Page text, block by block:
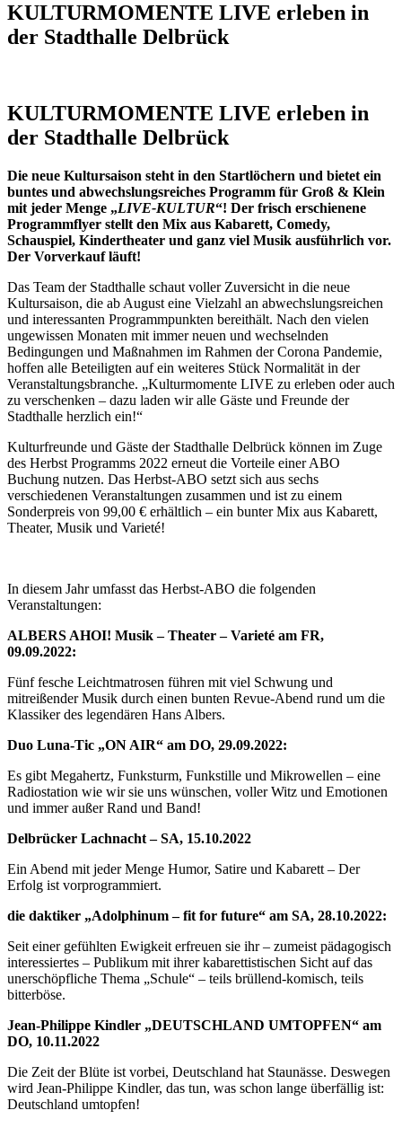
KULTURMOMENTE LIVE erleben in
der Stadthalle Delbrück
KULTURMOMENTE LIVE erleben in
der Stadthalle Delbrück
Die neue Kultursaison steht in den Startlöchern und bietet ein
buntes und abwechslungsreiches Programm für Groß & Klein
mit jeder Menge „LIVE-KULTUR“! Der frisch erschienene
Programmflyer stellt den Mix aus Kabarett, Comedy,
Schauspiel, Kindertheater und ganz viel Musik ausführlich vor.
Der Vorverkauf läuft!
Das Team der Stadthalle schaut voller Zuversicht in die neue
Kultursaison, die ab August eine Vielzahl an abwechslungsreichen
und interessanten Programmpunkten bereithält. Nach den vielen
ungewissen Monaten mit immer neuen und wechselnden
Bedingungen und Maßnahmen im Rahmen der Corona Pandemie,
hoffen alle Beteiligten auf ein weiteres Stück Normalität in der
Veranstaltungsbranche. „Kulturmomente LIVE zu erleben oder auch
zu verschenken – dazu laden wir alle Gäste und Freunde der
Stadthalle herzlich ein!“
Kulturfreunde und Gäste der Stadthalle Delbrück können im Zuge
des Herbst Programms 2022 erneut die Vorteile einer ABO
Buchung nutzen. Das Herbst-ABO setzt sich aus sechs
verschiedenen Veranstaltungen zusammen und ist zu einem
Sonderpreis von 99,00 € erhältlich – ein bunter Mix aus Kabarett,
Theater, Musik und Varieté!
In diesem Jahr umfasst das Herbst-ABO die folgenden
Veranstaltungen:
ALBERS AHOI! Musik – Theater – Varieté am FR,
09.09.2022:
Fünf fesche Leichtmatrosen führen mit viel Schwung und
mitreißender Musik durch einen bunten Revue-Abend rund um die
Klassiker des legendären Hans Albers.
Duo Luna-Tic „ON AIR“ am DO, 29.09.2022:
Es gibt Megahertz, Funksturm, Funkstille und Mikrowellen – eine
Radiostation wie wir sie uns wünschen, voller Witz und Emotionen
und immer außer Rand und Band!
Delbrücker Lachnacht – SA, 15.10.2022
Ein Abend mit jeder Menge Humor, Satire und Kabarett – Der
Erfolg ist vorprogrammiert.
die daktiker „Adolphinum – fit for future“ am SA, 28.10.2022:
Seit einer gefühlten Ewigkeit erfreuen sie ihr – zumeist pädagogisch
interessiertes – Publikum mit ihrer kabarettistischen Sicht auf das
unerschöpfliche Thema „Schule“ – teils brüllend-komisch, teils
bitterböse.
Jean-Philippe Kindler „DEUTSCHLAND UMTOPFEN“ am
DO, 10.11.2022
Die Zeit der Blüte ist vorbei, Deutschland hat Staunässe. Deswegen
wird Jean-Philippe Kindler, das tun, was schon lange überfällig ist:
Deutschland umtopfen!